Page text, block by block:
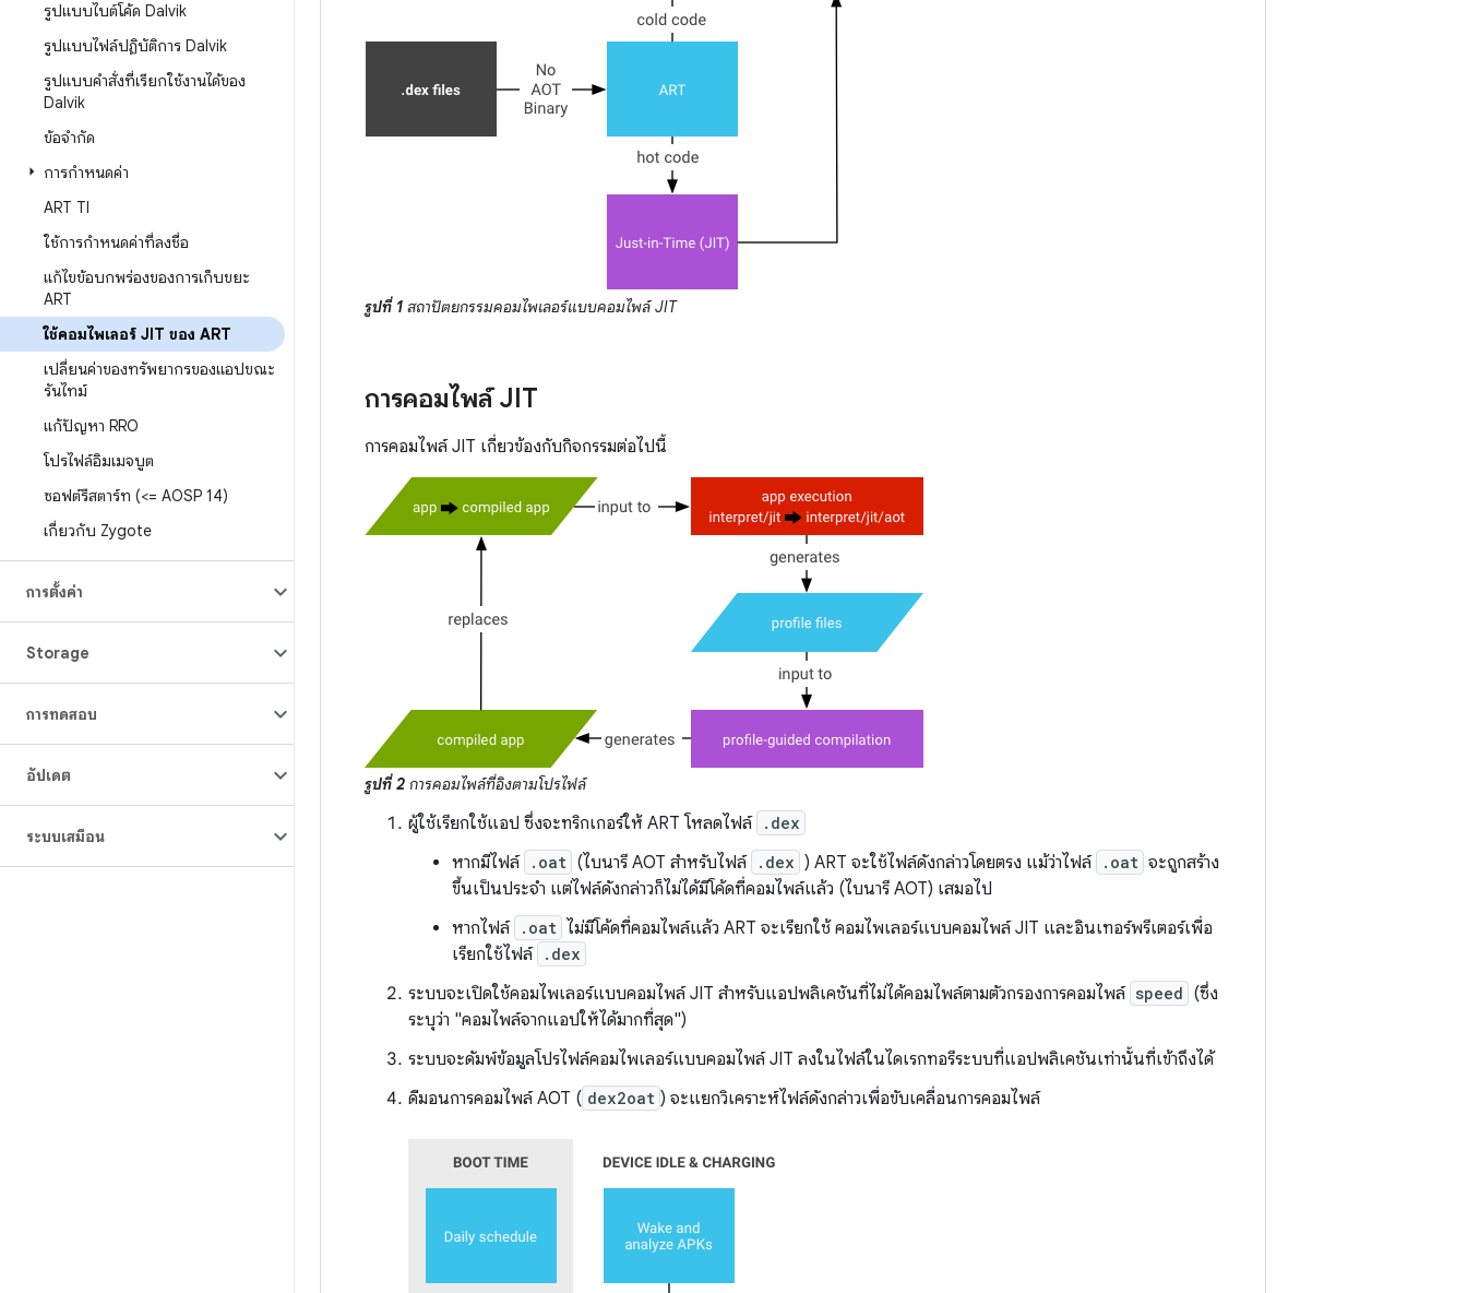
รูปแบบไบต์โค้ด Dalvik
รูปแบบไฟล์ปฏิบัติการ Dalvik
รูปแบบคำสั่งที่เรียกใช้งานได้ของ
Dalvik
ข้อจำกัด
การกำหนดค่า
ART TI
ใช้การกำหนดค่าที่ลงชื่อ
แก้ไขข้อบกพร่องของการเก็บขยะ
ART
ใช้คอมไพเลอร์ JIT ของ ART
เปลี่ยนค่าของทรัพยากรของแอปขณะ
รันไทม์
แก้ปัญหา RRO
โปรไฟล์อิมเมจบูต
ซอฟต์รีสตาร์ท (<= AOSP 14)
เกี่ยวกับ Zygote
การตั้งค่า
Storage
การทดสอบ
อัปเดต
ระบบเสมือน
รูปที่ 1 สถาปัตยกรรมคอมไพเลอร์แบบคอมไพล์ JIT
การคอมไพล์ JIT
การคอมไพล์ JIT เกี่ยวข้องกับกิจกรรมต่อไปนี้
รูปที่ 2 การคอมไพล์ที่อิงตามโปรไฟล์
ผู้ใช้เรียกใช้แอป ซึ่งจะทริกเกอร์ให้ ART โหลดไฟล์ .dex
หากมีไฟล์ .oat (ไบนารี AOT สำหรับไฟล์ .dex ) ART จะใช้ไฟล์ดังกล่าวโดยตรง แม้ว่าไฟล์ .oat จะถูกสร้าง
ขึ้นเป็นประจำ แต่ไฟล์ดังกล่าวก็ไม่ได้มีโค้ดที่คอมไพล์แล้ว (ไบนารี AOT) เสมอไป
หากไฟล์ .oat ไม่มีโค้ดที่คอมไพล์แล้ว ART จะเรียกใช้ คอมไพเลอร์แบบคอมไพล์ JIT และอินเทอร์พรีเตอร์เพื่อ
เรียกใช้ไฟล์ .dex
ระบบจะเปิดใช้คอมไพเลอร์แบบคอมไพล์ JIT สำหรับแอปพลิเคชันที่ไม่ได้คอมไพล์ตามตัวกรองการคอมไพล์ speed (ซึ่ง
ระบุว่า "คอมไพล์จากแอปให้ได้มากที่สุด")
ระบบจะดัมพ์ข้อมูลโปรไฟล์คอมไพเลอร์แบบคอมไพล์ JIT ลงในไฟล์ในไดเรกทอรีระบบที่แอปพลิเคชันเท่านั้นที่เข้าถึงได้
ดีมอนการคอมไพล์ AOT ( dex2oat ) จะแยกวิเคราะห์ไฟล์ดังกล่าวเพื่อขับเคลื่อนการคอมไพล์